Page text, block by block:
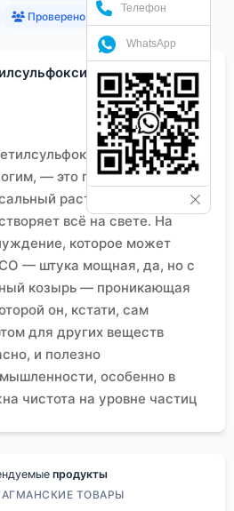
Проверено клиентами
первое, что
— это почти
растворитель?,
всё на свете. На
которое может
— штука мощная, да, но с
козырь — проникающая
он, кстати, сам
для других веществ
и полезно
особенно в
чистота на уровне частиц
всё подряд — от
продукты
ТОВАРЫ
Телефон
WhatsApp